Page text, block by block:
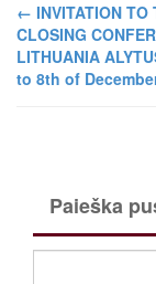
← INVITATION TO
CLOSING
LITHUANIA
to 8th of
Paieška